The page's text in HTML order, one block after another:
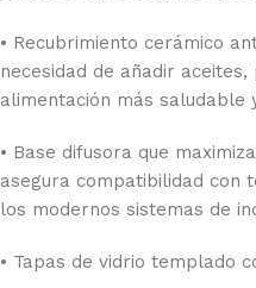
• Recubrimiento cerámico
necesidad de añadir
alimentación más saludable
• Base difusora que
asegura compatibilidad con
los modernos sistemas de
• Tapas de vidrio templado